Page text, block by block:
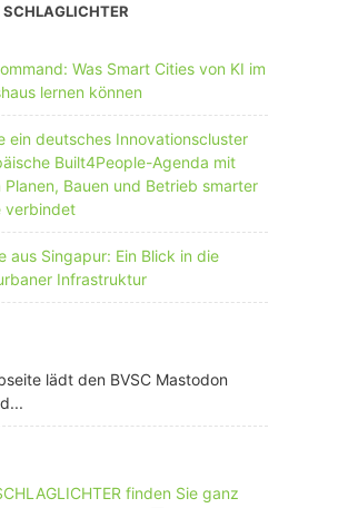
SCHLAGLICHTER
Was Smart Cities von KI im
lernen können
ein deutsches Innovationscluster
Built4People-Agenda mit
Bauen und Betrieb smarter
verbindet
aus Singapur: Ein Blick in die
Infrastruktur
lädt den BVSC Mastodon
finden Sie ganz